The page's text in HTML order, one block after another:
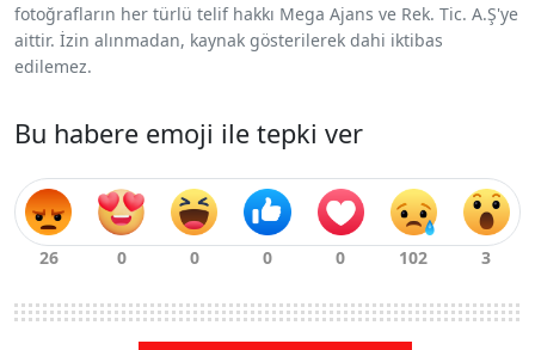
fotoğrafların her türlü telif hakkı Mega Ajans ve Rek. Tic. A.Ş'ye
aittir. İzin alınmadan, kaynak gösterilerek dahi iktibas
edilemez.
Bu habere emoji ile tepki ver